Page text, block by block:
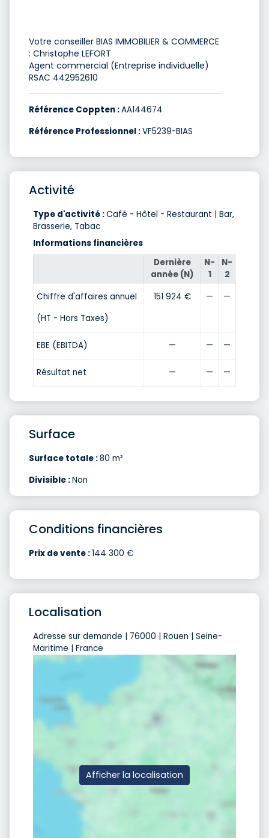
Votre conseiller BIAS IMMOBILIER & COMMERCE
: Christophe LEFORT
Agent commercial (Entreprise individuelle)
RSAC 442952610
Référence Coppten :AA144674
Référence Professionnel :VF5239-BIAS
Activité
Type d'activité :Café - Hôtel - Restaurant | Bar,
Brasserie, Tabac
Informations financières
Dernière
année (N)
N-
1
N-
2
Chiffre d'affaires annuel
(HT - Hors Taxes)
151 924 € — —
EBE (EBITDA) — — —
Résultat net — — —
Surface
Surface totale :80 m²
Divisible :Non
Conditions financières
Prix de vente :144 300 €
Localisation
Adresse sur demande | 76000 | Rouen | Seine-
Maritime | France
Afficher la localisation